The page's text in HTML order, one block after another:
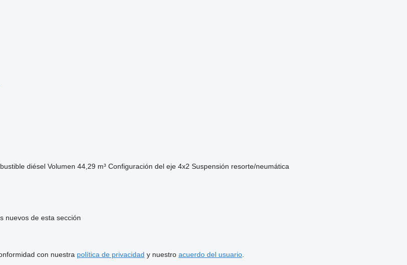
diésel Volumen 44,29 m³ Configuración del eje 4x2 Suspensión resorte/neumática
nuevos de esta sección
con nuestra política de privacidad y nuestro acuerdo del usuario.